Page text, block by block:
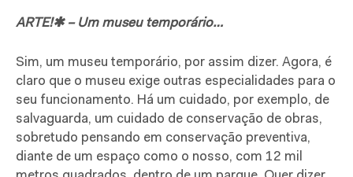
ARTE!✱ – Um museu temporário…
Sim, um museu temporário, por assim dizer. Agora, é
claro que o museu exige outras especialidades para o
seu funcionamento. Há um cuidado, por exemplo, de
salvaguarda, um cuidado de conservação de obras,
sobretudo pensando em conservação preventiva,
diante de um espaço como o nosso, com 12 mil